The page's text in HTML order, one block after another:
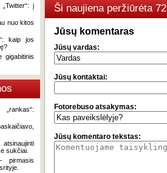
į
nuo kitos
kaip jos
gigabitinis
sukčiai.
pirmasis
Ši naujiena peržiūrėta
Jūsų komentaras
Jūsų vardas:
Jūsų kontaktai:
Fotorebuso atsakymas:
Jūsų komentaro tekstas: